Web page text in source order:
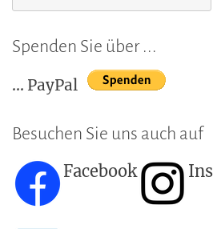
Spenden Sie über ...
... PayPal
Besuchen Sie uns auch auf
Facebook